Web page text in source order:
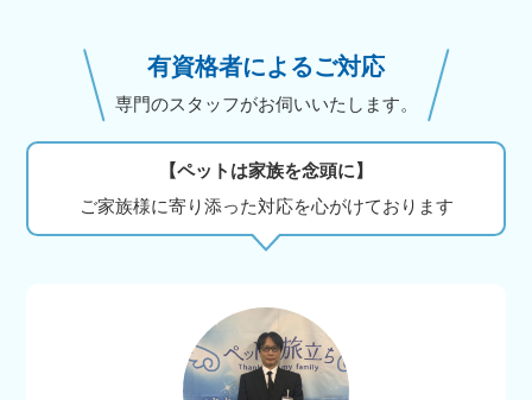
有資格者によるご対応
専門のスタッフがお伺いいたします。
【ペットは家族を念頭に】
ご家族様に寄り添った対応を心がけております